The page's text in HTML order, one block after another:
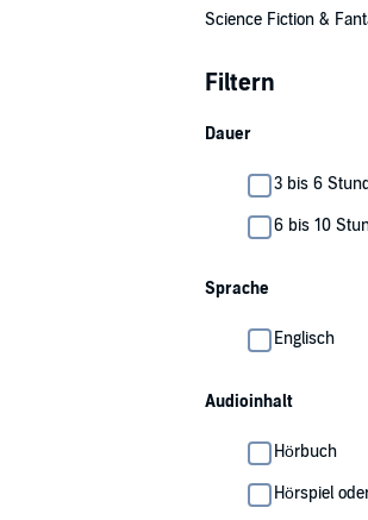
Science Fiction &
Filtern
Dauer
3 bis 6
6 bis 10
Sprache
Englisch
Audioinhalt
Hörbuch
Hörspiel